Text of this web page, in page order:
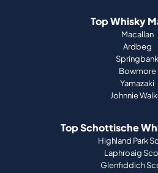
Top Whisky
Macallan
Ardbeg
Springbank
Bowmore
Yamazaki
Johnnie
Top Schottische
Highland Park
Laphroaig
Glenfiddich